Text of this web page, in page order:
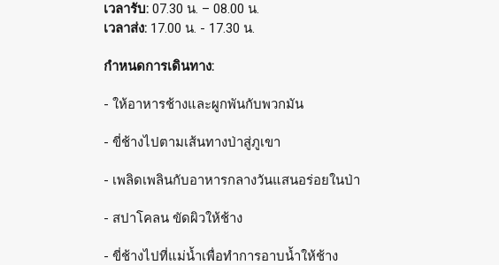
เวลารับ: 07.30 น. – 08.00 น.
เวลาส่ง: 17.00 น. - 17.30 น.
กำหนดการเดินทาง:
- ให้อาหารช้างและผูกพันกับพวกมัน
- ขี่ช้างไปตามเส้นทางป่าสู่ภูเขา
- เพลิดเพลินกับอาหารกลางวันแสนอร่อยในป่า
- สปาโคลน ขัดผิวให้ช้าง
- ขี่ช้างไปที่แม่น้ำเพื่อทำการอาบน้ำให้ช้าง